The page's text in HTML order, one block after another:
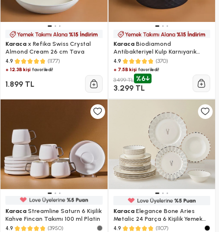
Karaca x Refika Swiss Crystal
Almond Cream 26 cm Tava
4.9 (1177)
+ 12.3B kişi favoriledi!
1.899 TL
KaracaBiodiamond
Antibakteriyel Kulp Karnıyarık
Tencere 30 Cm
4.9 (370)
+ 7.5B kişifavoriledi!
3.499 TL %6
3.299 TL
Karaca Streamline Saturn 6 Kişilik
Kahve Fincan Takımı 100 ml Platin
4.9 (3950)
KaracaElegance Bone Aries
Metalic 24 Parça 6 Kişilik Yemek
Takımı
4.9 (1107)